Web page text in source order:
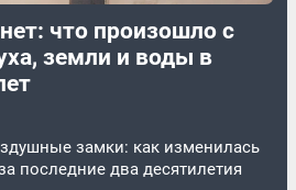
что произошло с
земли и воды в
замки: как изменилась
последние два десятилетия